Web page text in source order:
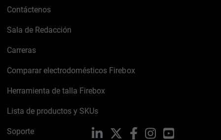
Contáctenos
Sala de Redacción
Carreras
Comparar electrodomésticos Firebox
Herramienta de talla Firebox
Lista de productos y SKUs
Soporte LinkedIn FacebookInstagramYouTube